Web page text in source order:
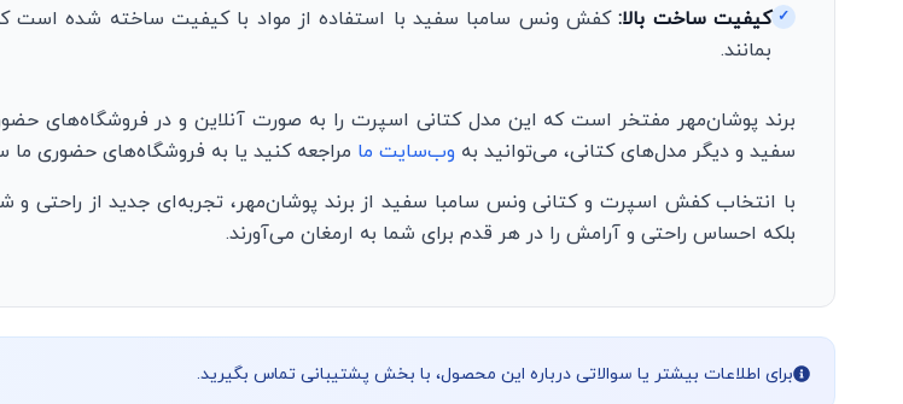
✓ کیفیت ساخت بالا:کفش ونس سامبا سفید با استفاده از مواد با کیفیت ساخته شده است
بمانند.
برند پوشان‌مهر مفتخر است که این مدل کتانی اسپرت را به صورت آنلاین و در فروشگاه‌های
سفید و دیگر مدل‌های کتانی، می‌توانید به وب‌سایت ما مراجعه کنید یا به فروشگاه‌های حضوری ما
با انتخاب کفش اسپرت و کتانی ونس سامبا سفید از برند پوشان‌مهر، تجربه‌ای جدید از راحتی
بلکه احساس راحتی و آرامش را در هر قدم برای شما به ارمغان می‌آورند.
برای اطلاعات بیشتر یا سوالاتی درباره این محصول، با بخش پشتیبانی تماس بگیرید.